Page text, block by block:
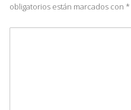
obligatorios están marcados con *